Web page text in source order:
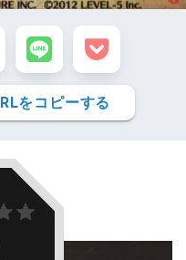
をコピーする